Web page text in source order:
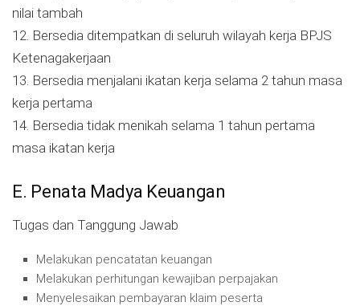
nilai tambah
12. Bersedia ditempatkan di seluruh wilayah kerja BPJS
Ketenagakerjaan
13. Bersedia menjalani ikatan kerja selama 2 tahun masa
kerja pertama
14. Bersedia tidak menikah selama 1 tahun pertama
masa ikatan kerja
E. Penata Madya Keuangan
Tugas dan Tanggung Jawab
Melakukan pencatatan keuangan
Melakukan perhitungan kewajiban perpajakan
Menyelesaikan pembayaran klaim peserta